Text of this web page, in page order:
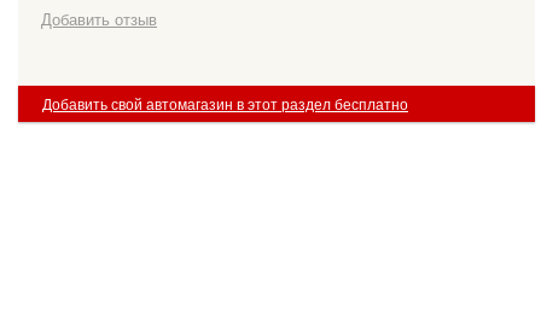
Добавить отзыв
Добавить свой автомагазин в этот раздел бесплатно